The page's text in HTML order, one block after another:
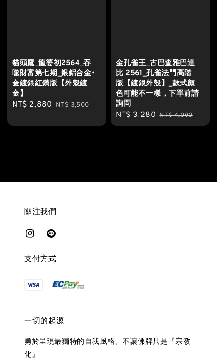
貓頭鷹_龍婆初2564_吞
噬財富第七期_銀鋁合金•
金鍍銀紅鑽版【外殼鍍
金】
Sale
NT$ 2,880 Regular
NT$ 3,500
金孔雀王_古巴查雅巴達
比 2561_孔雀法門高階
版【鍍銀外殼】_款式顏
色可能不一樣，下單前請
詢問
Sale
price
NT$ 3,280 Regular
price
NT$ 4,000
關注我們
支付方式
一切的起源
勇於呈現最獨特的自我風格、不讓佛牌只是『宗教
化』